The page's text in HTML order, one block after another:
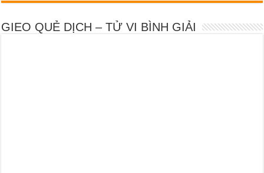
GIEO QUẺ DỊCH – TỬ VI BÌNH GIẢI